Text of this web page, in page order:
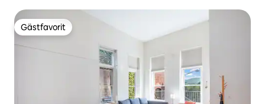
Gästfavorit
Gästfavorit